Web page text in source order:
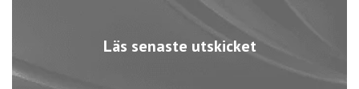
Läs senaste utskicket